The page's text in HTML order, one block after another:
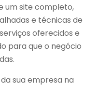
um site completo,
e técnicas de
oferecidos e
para que o negócio
sua empresa na